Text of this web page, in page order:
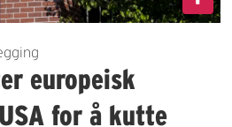
europeisk
for å kutte